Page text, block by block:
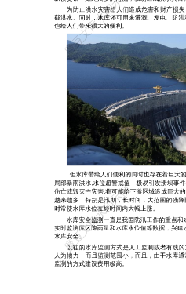
幅上涨。 水库安全监测一直是我国防汛工作的重点和难点，库区的雨
量、水位监测是非常必要的， 实时监测库区降雨量和水库水位值等数
据，兴建水库监测系统能有效防止灾
往的水库监测方式是人工监测或者
式耗费大量的 人为物力，而且监测范围小，而且，由于水库通常都处
于山区，布线极不方便，导致有线
此，常规监测方式监测覆盖率、实
的需求，不能 很好地对洪水和暴雨等灾害进行监测和预警，无法实时
监测水库水位信息。为了减少人们
化程度高、建设方便、建设费用低
的新式监测手段。 在科技飞速发展的今天，无线传输技术、监测技
术、图像压缩处理技术的快速发展， 使远程无线视频成为可能，而且
建设方便快捷、全自动 24 小时不停